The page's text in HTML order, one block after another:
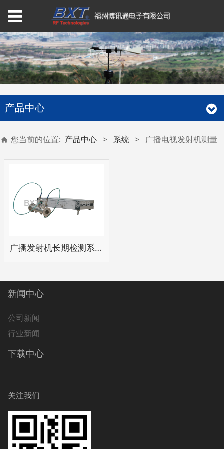
产品中心
您当前的位置: 产品中心 > 系统 > 广播电视发射机测量
广播发射机长期检测系统
新闻中心
公司新闻
行业新闻
下载中心
关注我们